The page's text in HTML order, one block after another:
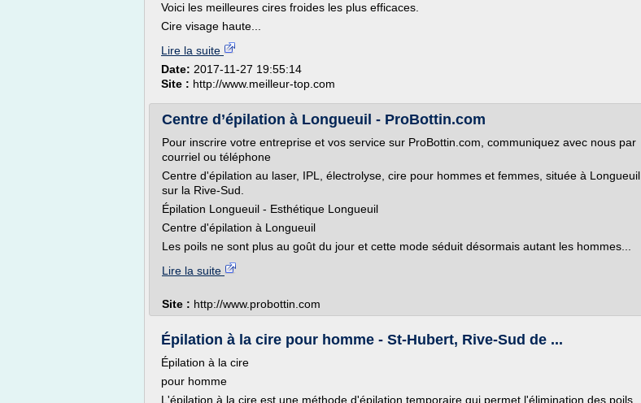
Voici les meilleures cires froides les plus efficaces.
Cire visage haute...
Lire la suite
Date: 2017-11-27 19:55:14
Site : http://www.meilleur-top.com
Centre d’épilation à Longueuil - ProBottin.com
Pour inscrire votre entreprise et vos service sur ProBottin.com, communiquez avec nous par
courriel ou téléphone
Centre d'épilation au laser, IPL, électrolyse, cire pour hommes et femmes, située à Longueuil
sur la Rive-Sud.
Épilation Longueuil - Esthétique Longueuil
Centre d'épilation à Longueuil
Les poils ne sont plus au goût du jour et cette mode séduit désormais autant les hommes...
Lire la suite
Site : http://www.probottin.com
Épilation à la cire pour homme - St-Hubert, Rive-Sud de ...
Épilation à la cire
pour homme
L'épilation à la cire est une méthode d'épilation temporaire qui permet l'élimination des poils